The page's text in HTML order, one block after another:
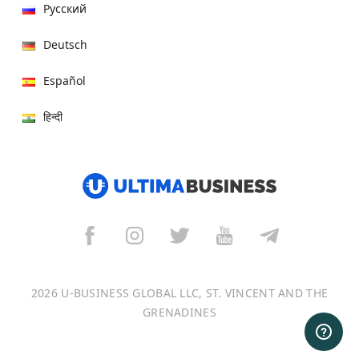
Русский
Deutsch
Español
हिन्दी
Português
2026 U-BUSINESS GLOBAL LLC, ST. VINCENT AND THE
GRENADINES